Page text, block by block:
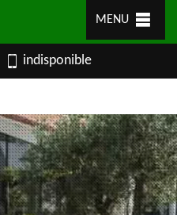
MENU
indisponible